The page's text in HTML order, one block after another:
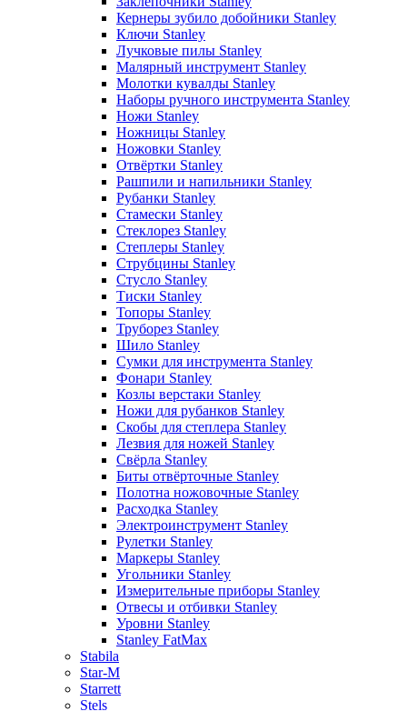
Кернеры зубило добойники Stanley
Ключи Stanley
Лучковые пилы Stanley
Малярный инструмент Stanley
Молотки кувалды Stanley
Наборы ручного инструмента Stanley
Ножи Stanley
Ножницы Stanley
Ножовки Stanley
Отвёртки Stanley
Рашпили и напильники Stanley
Рубанки Stanley
Стамески Stanley
Стеклорез Stanley
Степлеры Stanley
Струбцины Stanley
Стусло Stanley
Тиски Stanley
Топоры Stanley
Труборез Stanley
Шило Stanley
Сумки для инструмента Stanley
Фонари Stanley
Козлы верстаки Stanley
Ножи для рубанков Stanley
Скобы для степлера Stanley
Лезвия для ножей Stanley
Свёрла Stanley
Биты отвёрточные Stanley
Полотна ножовочные Stanley
Расходка Stanley
Электроинструмент Stanley
Рулетки Stanley
Маркеры Stanley
Угольники Stanley
Измерительные приборы Stanley
Отвесы и отбивки Stanley
Уровни Stanley
Stanley FatMax
Stabila
Star-M
Starrett
Stels